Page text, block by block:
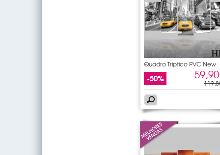
Quadro Triptico PVC New
York
-50%